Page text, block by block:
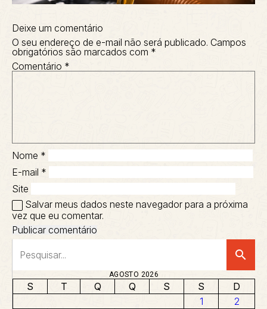
Deixe um comentário
O seu endereço de e-mail não será publicado. Campos
obrigatórios são marcados com *
Comentário *
Nome *
E-mail *
Site
Salvar meus dados neste navegador para a próxima
vez que eu comentar.
search
AGOSTO 2026
S T Q Q S S
D
1
2